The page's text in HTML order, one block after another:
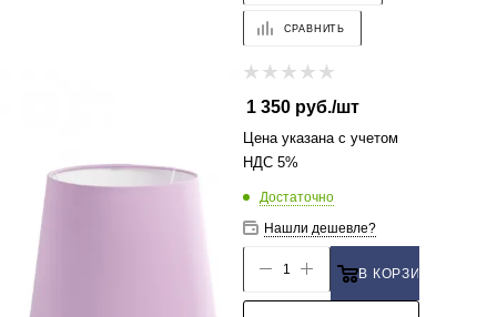
СРАВНИТЬ
1 350руб./шт
Цена указана с учетом
НДС 5%
Достаточно
Нашли дешевле?
В КОРЗИНУ